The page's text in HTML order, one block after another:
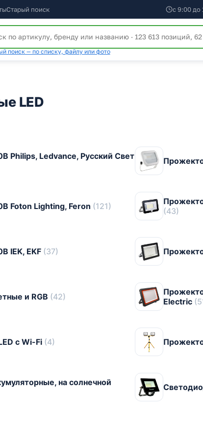
Старый поиск с 9:00 до
поиск — по списку, файлу или фото
LED
Philips, Ledvance, Русский Свет
Foton Lighting, Feron (121)
IEK, EKF (37)
и RGB (42)
с Wi-Fi (4)
на солнечной
(43)
Electric